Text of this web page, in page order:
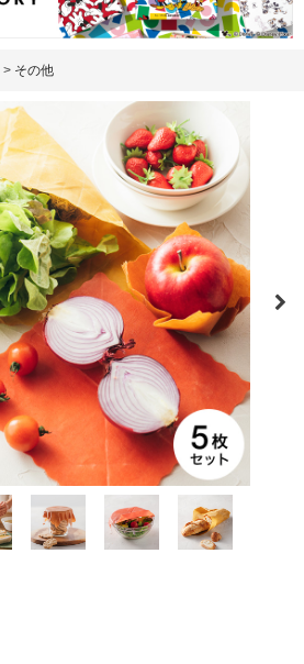
> その他